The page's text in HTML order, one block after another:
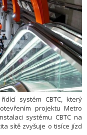
systém CBTC, který
projektu Metro
systému CBTC na
sítě zvyšuje o tisíce jízd